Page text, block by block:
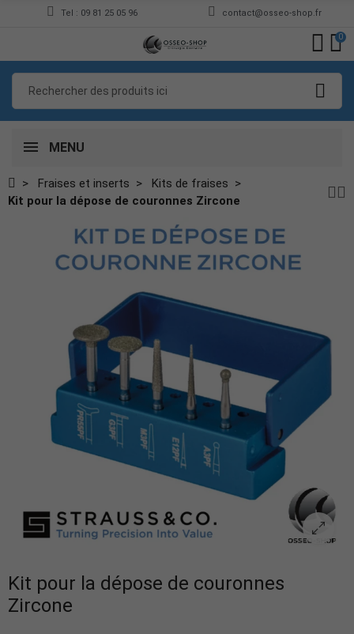
Tel : 09 81 25 05 96 contact@osseo-shop.fr
0
MENU
Fraises et inserts
Kits de fraises
Kit pour la dépose de couronnes Zircone
Kit pour la dépose de couronnes
Zircone